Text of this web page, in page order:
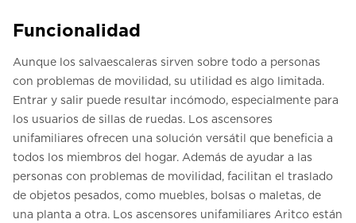
Funcionalidad
Aunque los salvaescaleras sirven sobre todo a personas
con problemas de movilidad, su utilidad es algo limitada.
Entrar y salir puede resultar incómodo, especialmente para
los usuarios de sillas de ruedas. Los ascensores
unifamiliares ofrecen una solución versátil que beneficia a
todos los miembros del hogar. Además de ayudar a las
personas con problemas de movilidad, facilitan el traslado
de objetos pesados, como muebles, bolsas o maletas, de
una planta a otra. Los ascensores unifamiliares Aritco están